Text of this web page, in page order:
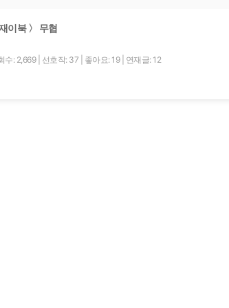
이북 〉 무협
수: 2,669 선호작: 37 좋아요: 19 연재글: 12